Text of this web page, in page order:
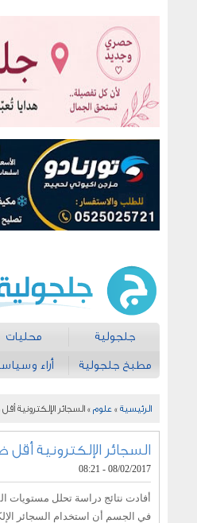
جلجولية محليات
مطبخ جلجولية أراء
الرئيسية » علوم » السجائر الإلكترونية
السجائر الإلكترونية
08/02/2017 - 08:21
أفادت نتائج دراسة تحلل مستويات
في الجسم أن استخدام السجائر